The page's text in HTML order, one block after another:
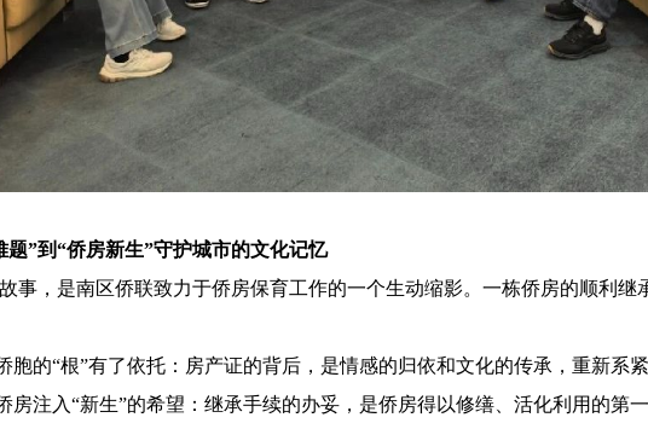
题”到“侨房新生”守护城市的文化记忆
事，是南区侨联致力于侨房保育工作的一个生动缩影。一栋侨房的顺利继
胞的“根”有了依托：房产证的背后，是情感的归依和文化的传承，重新系
房注入“新生”的希望：继承手续的办妥，是侨房得以修缮、活化利用的第